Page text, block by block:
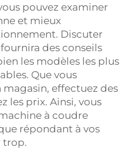
pouvez examiner
et mieux
Discuter
des conseils
les modèles les plus
Que vous
effectuez des
les prix. Ainsi, vous
à coudre
répondant à vos
trop.